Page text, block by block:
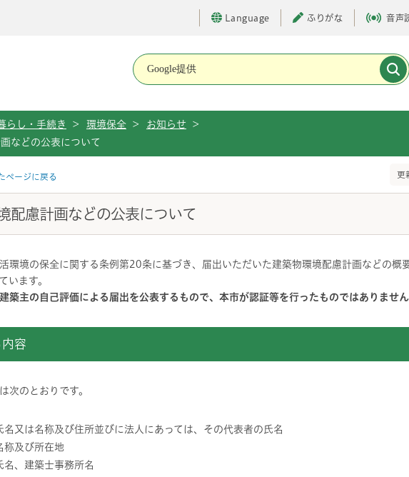
Language ふりがな 音声
らし・手続き > 環境保全 > お知らせ
>
などの公表について
ページに戻る 更
配慮計画などの公表について
環境の保全に関する条例第20条に基づき、届出いただいた建築物環境配慮計画などの概
います。
建築主の自己評価による届出を公表するもので、本市が認証等を行ったものではありません
容
次のとおりです。
名又は名称及び住所並びに法人にあっては、その代表者の氏名
称及び所在地
名、建築士事務所名